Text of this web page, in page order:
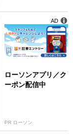
ローソンアプリ／ク
ーポン配信中
PR ローソン
AD